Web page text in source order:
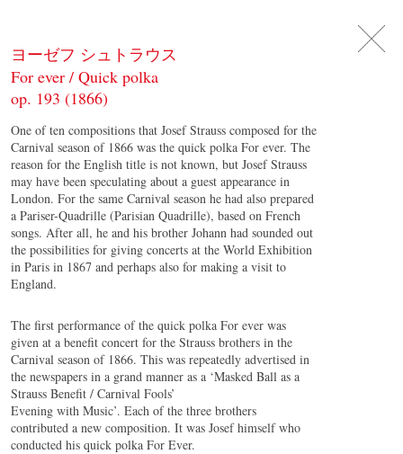
ヨーゼフ シュトラウス
For ever / Quick polka
op. 193 (1866)
One of ten compositions that Josef Strauss composed for the
Carnival season of 1866 was the quick polka For ever. The
reason for the English title is not known, but Josef Strauss
may have been speculating about a guest appearance in
London. For the same Carnival season he had also prepared
a Pariser-Quadrille (Parisian Quadrille), based on French
songs. After all, he and his brother Johann had sounded out
the possibilities for giving concerts at the World Exhibition
in Paris in 1867 and perhaps also for making a visit to
England.
The first performance of the quick polka For ever was
given at a benefit concert for the Strauss brothers in the
Carnival season of 1866. This was repeatedly advertised in
the newspapers in a grand manner as a ‘Masked Ball as a
Strauss Benefit / Carnival Fools’
Evening with Music’. Each of the three brothers
contributed a new composition. It was Josef himself who
conducted his quick polka For Ever.